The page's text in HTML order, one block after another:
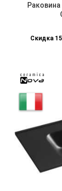
Скидка